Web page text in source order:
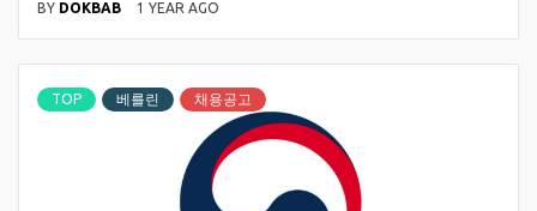
BY DOKBAB 1 YEAR AGO
TOP 베를린 채용공고